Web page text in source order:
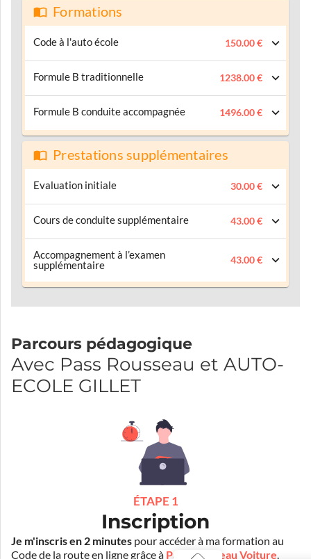
Formations
Code à l'auto école 150.00 €
Formule B traditionnelle 1238.00 €
Formule B conduite accompagnée 1496.00 €
Prestations supplémentaires
Evaluation initiale 30.00 €
Cours de conduite supplémentaire 43.00 €
Accompagnement à l’examen
supplémentaire
43.00 €
Parcours pédagogique
Avec Pass Rousseau et AUTO-
ECOLE GILLET
ÉTAPE 1
Inscription
Je m'inscris en 2 minutes pour accéder à ma formation au
Code de la route en ligne grâce à Pass Rousseau Voiture.